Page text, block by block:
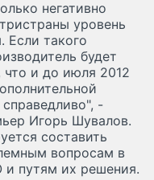
негативно
уровень
такого
будет
что и до июля 2012
-
Игорь Шувалов.
составить
вопросам в
и путям их решения.